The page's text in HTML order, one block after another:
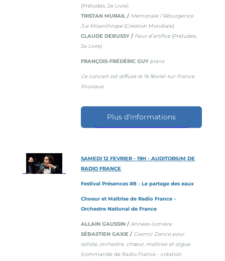
(Préludes, 2e Livre)
TRISTAN MURAIL / Mémoriale / Résurgence
/Le Misanthrope (Création Mondiale)
CLAUDE DEBUSSY / Feux d’artifice(Préludes,
2e Livre)
FRANÇOIS-FRÉDÉRIC GUY piano
Ce concert est diffusé le 16 février sur France
Musique.
Plus d'informations
SAMEDI 12 FEVRIER - 19H - AUDITORIUM DE
RADIO FRANCE
Festival Présences #8 - Le partage des eaux
Choeur et Maîtrise de Radio France -
Orchestre National de France
ALLAIN GAUSSIN /Années-lumière
SÉBASTIEN GAXIE / Cosmic Dance pour
soliste, orchestre, chœur, maîtrise et orgue
(commande de Radio France - création